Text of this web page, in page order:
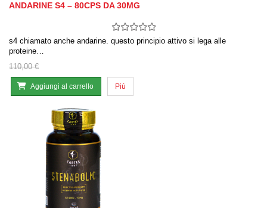
ANDARINE S4 – 80CPS DA 30MG
s4 chiamato anche andarine. questo principio attivo si lega alle
proteine…
110,00 €
Aggiungi al carrello Più